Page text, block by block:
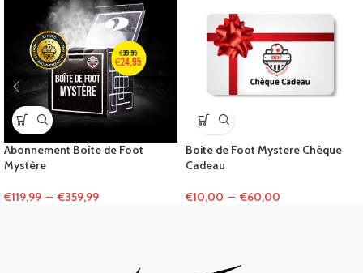
Abonnement Boîte de Foot
Mystère
€119,99 – €359,99
Boite de Foot Mystere Chèque
Cadeau
€10,00 – €60,00